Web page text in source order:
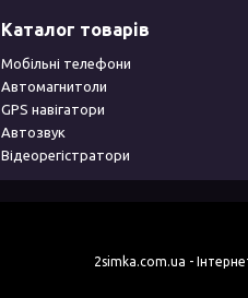
Каталог товарів
Мобільні телефони
Автомагнитоли
GPS навігатори
Автозвук
Відеорегістратори